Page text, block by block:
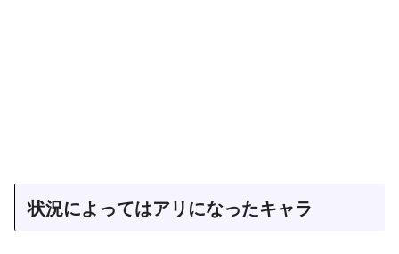
状況によってはアリになったキャラ